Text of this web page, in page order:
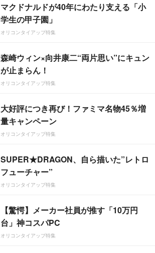
マクドナルドが40年にわたり支える「小
学生の甲子園」
オリコンタイアップ特集
森崎ウィン×向井康二“両片思い”にキュン
が止まらん！
オリコンタイアップ特集
大好評につき再び！ファミマ名物45％増
量キャンペーン
オリコンタイアップ特集
SUPER★DRAGON、自ら描いた”レトロ
フューチャー”
オリコンタイアップ特集
【驚愕】メーカー社員が推す「10万円
台」神コスパPC
オリコンタイアップ特集